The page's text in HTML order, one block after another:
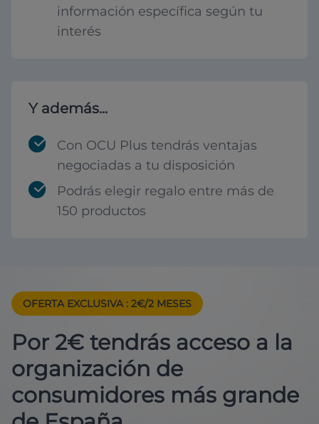
información específica según tu
interés
Y además...
Con OCU Plus tendrás ventajas
negociadas a tu disposición
Podrás elegir regalo entre más de
150 productos
OFERTA EXCLUSIVA : 2€/2 MESES
Por 2€ tendrás acceso a la
organización de
consumidores más grande